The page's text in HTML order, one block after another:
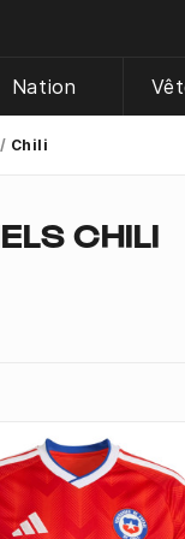
Nation
Chili
CHILI